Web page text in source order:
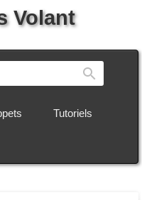
Volant
Tutoriels